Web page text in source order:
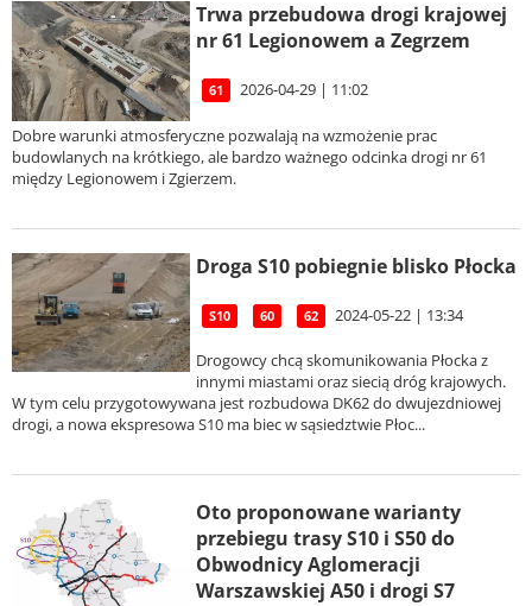
Trwa przebudowa drogi krajowej
nr 61 Legionowem a Zegrzem
61 2026-04-29 | 11:02
Dobre warunki atmosferyczne pozwalają na wzmożenie prac
budowlanych na krótkiego, ale bardzo ważnego odcinka drogi nr 61
między Legionowem i Zgierzem.
Droga S10 pobiegnie blisko Płocka
S10 60 62 2024-05-22 | 13:34
Drogowcy chcą skomunikowania Płocka z
innymi miastami oraz siecią dróg krajowych.
W tym celu przygotowywana jest rozbudowa DK62 do dwujezdniowej
drogi, a nowa ekspresowa S10 ma biec w sąsiedztwie Płoc...
Oto proponowane warianty
przebiegu trasy S10 i S50 do
Obwodnicy Aglomeracji
Warszawskiej A50 i drogi S7